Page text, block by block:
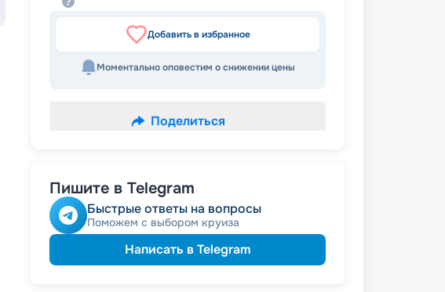
Добавить в избранное
Моментально оповестим о снижении цены
Поделиться
Пишите в Telegram
Быстрые ответы на вопросы
Поможем с выбором круиза
Написать в Telegram